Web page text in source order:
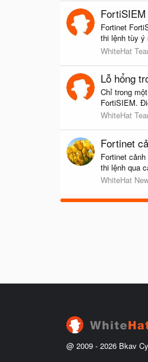
Fortinet
thi lệnh tùy ý
WhiteHat
Lỗ hổng
Chỉ trong
FortiSIEM.
WhiteHat
Fortinet
Fortinet
thi lệnh qua
WhiteHat
@ 2009 - 2026 Bkav